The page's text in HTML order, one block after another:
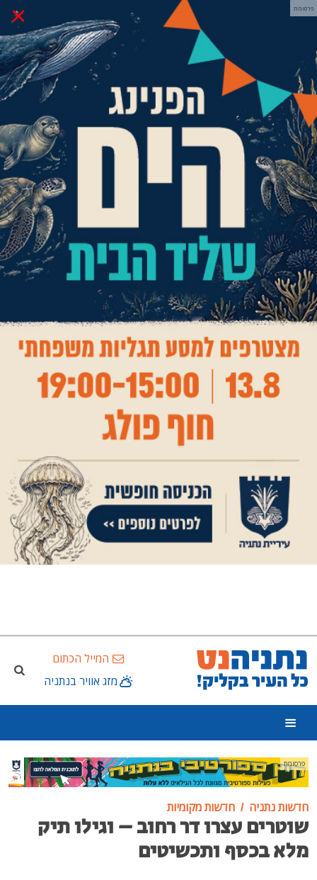
× פרסומת
המייל הכתום
מזג אוויר בנתניה
פרסומת
חדשות נתניה חדשות מקומיות
שוטרים עצרו דר רחוב – וגילו תיק
מלא בכסף ותכשיטים